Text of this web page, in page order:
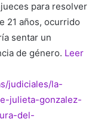
para resolver
21 años, ocurrido
sentar un
de género. Leer
judiciales/la-
julieta-gonzalez-
del-